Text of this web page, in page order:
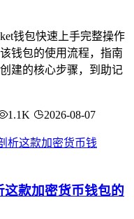
钱包快速上手完整操作
钱包的使用流程，指南
建的核心步骤，到助记
1.1K 2026-08-07
款加密货币钱包的